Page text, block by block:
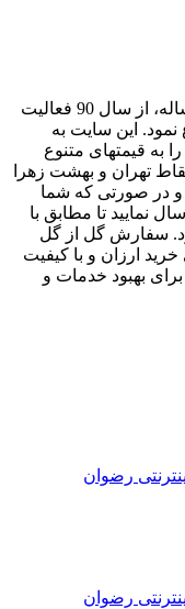
گل فروشی رضوان با دارابودن سابقه 30 ساله، از سال 90 فعالیت
این سایت به
به قیمتهای متنوع
تهران و بهشت زهرا
در صورتی که شما
نمایید تا مطابق با
سفارش گل از گل
ارزان و با کیفیت
بهبود خدمات و